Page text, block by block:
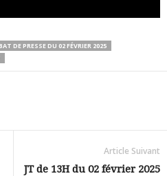
DE PRESSE DU 02 FÉVRIER 2025
Article Suivant
JT de 13H du 02 février 2025